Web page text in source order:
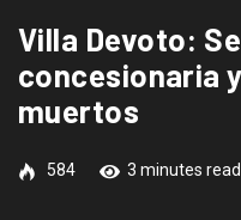
Villa Devoto:
concesionaria
muertos
584 3 minutes read